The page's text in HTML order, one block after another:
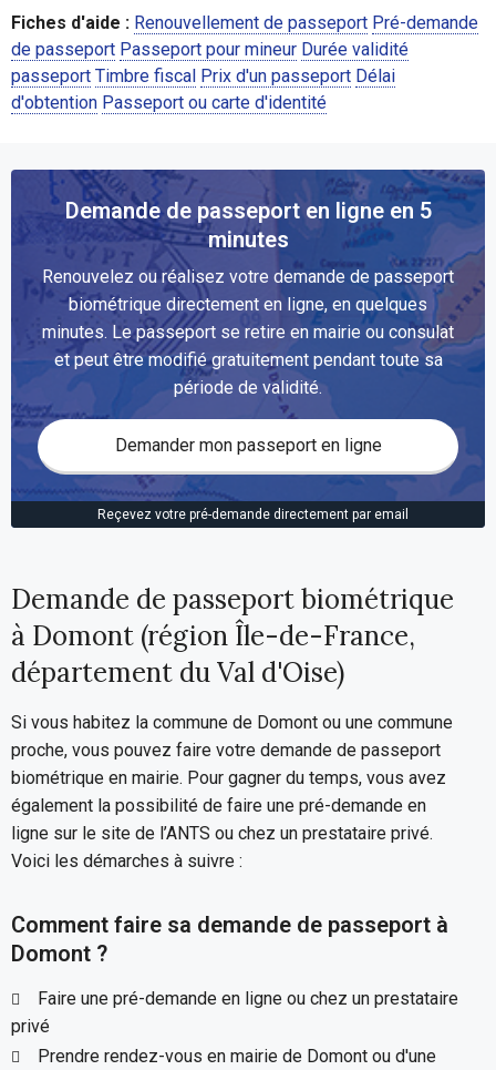
Fiches d'aide : Renouvellement de passeport Pré-demande
de passeport Passeport pour mineur Durée validité
passeport Timbre fiscal Prix d'un passeport Délai
d'obtention Passeport ou carte d'identité
Demande de passeport en ligne en 5
minutes
Renouvelez ou réalisez votre demande de passeport
biométrique directement en ligne, en quelques
minutes. Le passeport se retire en mairie ou consulat
et peut être modifié gratuitement pendant toute sa
période de validité.
Demander mon passeport en ligne
Reçevez votre pré-demande directement par email
Demande de passeport biométrique
à Domont (région Île-de-France,
département du Val d'Oise)
Si vous habitez la commune de Domont ou une commune
proche, vous pouvez faire votre demande de passeport
biométrique en mairie. Pour gagner du temps, vous avez
également la possibilité de faire une pré-demande en
ligne sur le site de l’ANTS ou chez un prestataire privé.
Voici les démarches à suivre :
Comment faire sa demande de passeport à
Domont ?
Faire une pré-demande en ligne ou chez un prestataire
privé
Prendre rendez-vous en mairie de Domont ou d'une